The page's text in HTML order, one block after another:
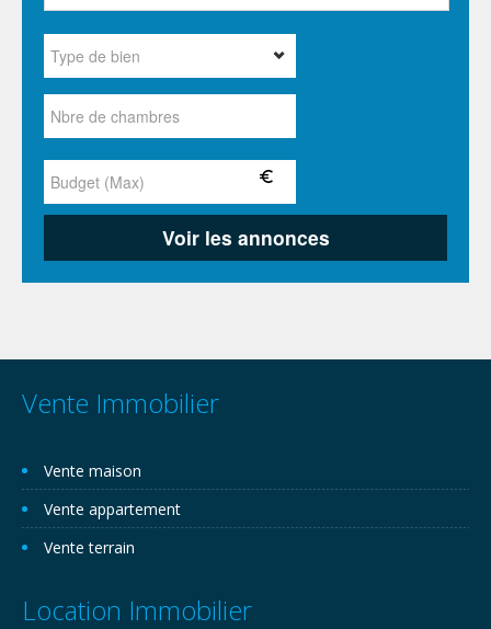
Vente Immobilier
Vente maison
Vente appartement
Vente terrain
Location Immobilier